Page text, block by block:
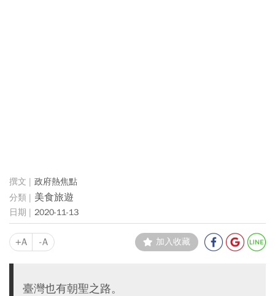
政府熱焦點
美食旅遊
2020-11-13
+A -A 加入收藏
臺灣也有朝聖之路。